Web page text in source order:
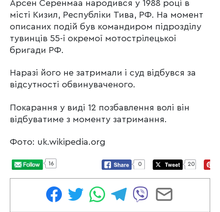
Арсен Серенмаа народився у 1988 році в
місті Кизил, Республіки Тива, РФ. На момент
описаних подій був командиром підрозділу
тувинців 55-ї окремої мотострілецької
бригади РФ.
Наразі його не затримали і суд відбувся за
відсутності обвинуваченого.
Покарання у виді 12 позбавлення волі він
відбуватиме з моменту затримання.
Фото: uk.wikipedia.org
16 0 20